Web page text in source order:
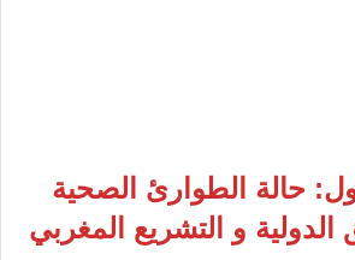
حالة الطوارئ الصحية
الدولية و التشريع المغربي